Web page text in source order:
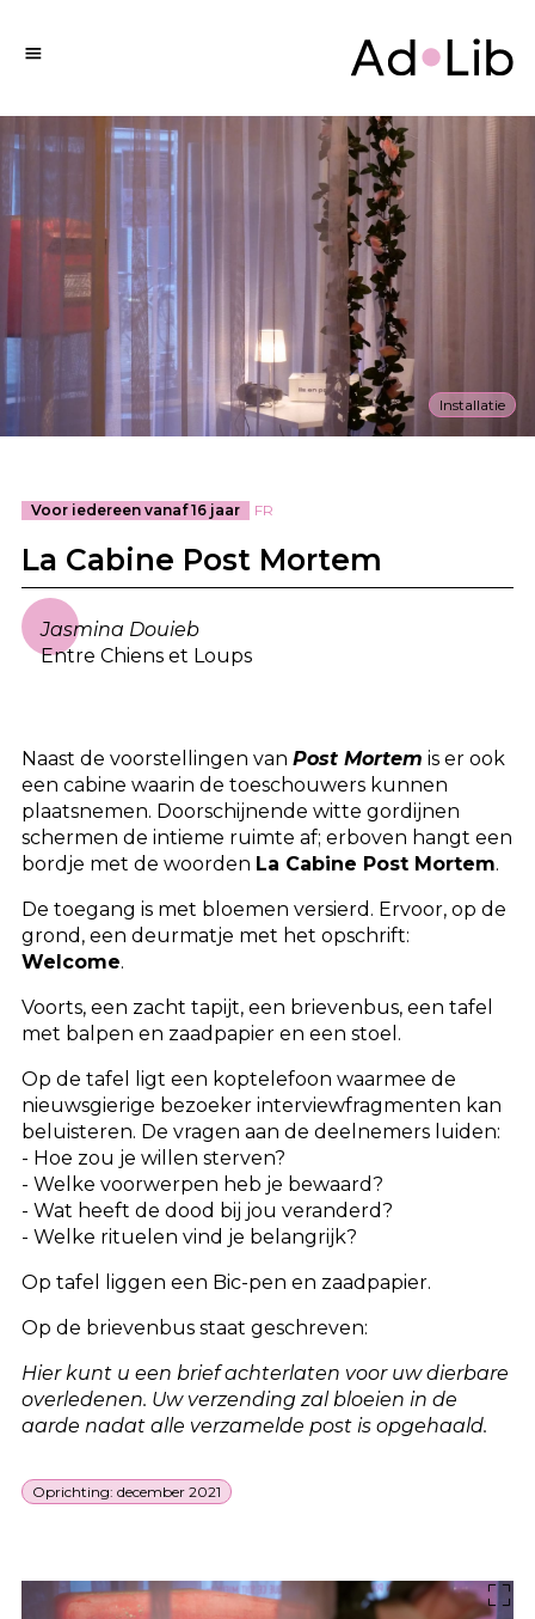
Installatie
Voor iedereen vanaf 16 jaar FR
La Cabine Post Mortem
Jasmina Douieb
Entre Chiens et Loups
Naast de voorstellingen van Post Mortem is er ook
een cabine waarin de toeschouwers kunnen
plaatsnemen. Doorschijnende witte gordijnen
schermen de intieme ruimte af; erboven hangt een
bordje met de woorden La Cabine Post Mortem.
De toegang is met bloemen versierd. Ervoor, op de
grond, een deurmatje met het opschrift:
Welcome.
Voorts, een zacht tapijt, een brievenbus, een tafel
met balpen en zaadpapier en een stoel.
Op de tafel ligt een koptelefoon waarmee de
nieuwsgierige bezoeker interviewfragmenten kan
beluisteren. De vragen aan de deelnemers luiden:
- Hoe zou je willen sterven?
- Welke voorwerpen heb je bewaard?
- Wat heeft de dood bij jou veranderd?
- Welke rituelen vind je belangrijk?
Op tafel liggen een Bic-pen en zaadpapier.
Op de brievenbus staat geschreven:
Hier kunt u een brief achterlaten voor uw dierbare
overledenen. Uw verzending zal bloeien in de
aarde nadat alle verzamelde post is opgehaald.
Oprichting: december 2021